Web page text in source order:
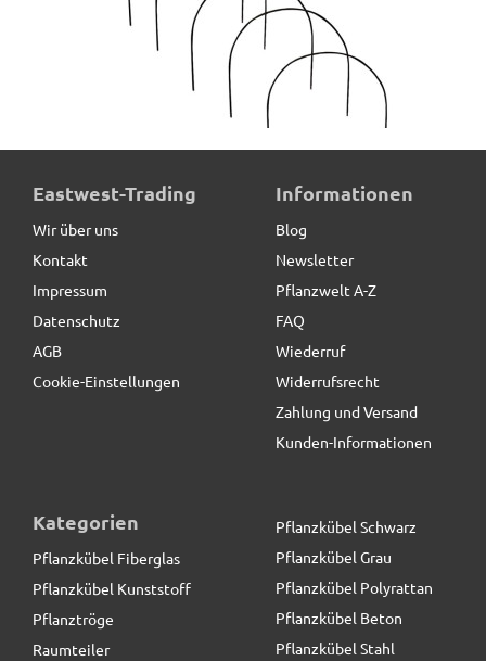
Rankhilfe MALAGA aus Cortenstahl, braun, 5er-Set
9,90 € *statt
Eastwest-Trading
Wir über uns
Kontakt
Impressum
Datenschutz
AGB
Cookie-Einstellungen
Informationen
Blog
Newsletter
Pflanzwelt A-Z
FAQ
Wiederruf
Widerrufsrecht
Zahlung und Versand
Kunden-Informationen
Kategorien
Pflanzkübel Fiberglas
Pflanzkübel Kunststoff
Pflanztröge
Raumteiler
Pflanzkübel Schwarz
Pflanzkübel Grau
Pflanzkübel Polyrattan
Pflanzkübel Beton
Pflanzkübel Stahl